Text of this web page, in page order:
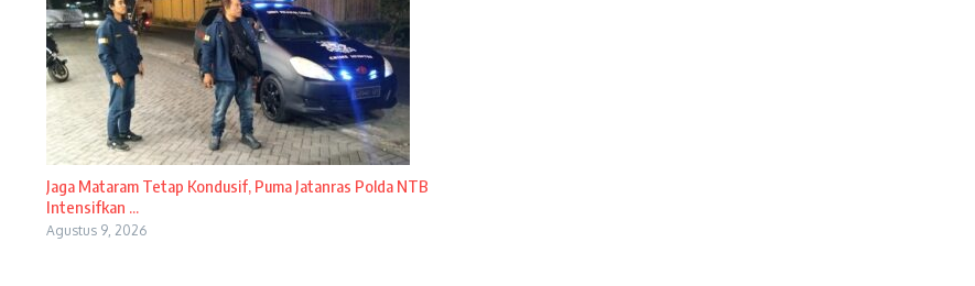
Jaga Mataram Tetap Kondusif, Puma Jatanras Polda NTB
Intensifkan ...
Agustus 9, 2026